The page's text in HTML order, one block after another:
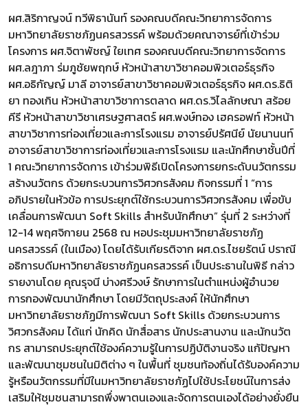
ผศ.สิริกาญจน์ ทวีพิธานันท์ รองคณบดีคณะวิทยาการจัดการ
มหาวิทยาลัยราชภัฏนครสวรรค์ พร้อมด้วยคณาจารย์ที่เข้าร่วม
โครงการ ผศ.จิตาพัชญ์ ใยเทศ รองคณบดีคณะวิทยาการจัดการ
ผศ.ลฎาภา ร่มภูชัยพฤกษ์ หัวหน้าสาขาวิชาคอมพิวเตอร์ธุรกิจ
ผศ.อธิกัญญ์ มาลี อาจารย์สาขาวิชาคอมพิวเตอร์ธุรกิจ ผศ.ดร.ธิติ
ยา ทองเกิน หัวหน้าสาขาวิชาการตลาด ผศ.ดร.วิไลลักษณา สร้อย
คีรี หัวหน้าสาขาวิชาเศรษฐศาสตร์ ผศ.พงษ์ทอง เฮครอฟท์ หัวหน้า
สาขาวิชาการท่องเที่ยวและการโรงแรม อาจารย์ปรัศนีย์ นัยนานนท์
อาจารย์สาขาวิชาการท่องเที่ยวและการโรงแรม และนักศึกษาชั้นปีที่
1 คณะวิทยาการจัดการ เข้าร่วมพิธีเปิดโครงการยกระดับนวัตกรรม
สร้างนวัตกร ด้วยกระบวนการวิศวกรสังคม กิจกรรมที่ 1 “การ
อภิปรายในหัวข้อ การประยุกต์ใช้กระบวนการวิศวกรสังคม เพื่อขับ
เคลื่อนการพัฒนา Soft Skills สำหรับนักศึกษา” รุ่นที่ 2 ระหว่างที่
12-14 พฤศจิกายน 2568 ณ หอประชุมมหาวิทยาลัยราชภัฏ
นครสวรรค์ (ในเมือง) โดยได้รับเกียรติจาก ผศ.ดร.ไชยรัตน์ ปราณี
อธิการบดีมหาวิทยาลัยราชภัฏนครสวรรค์ เป็นประธานในพิธี กล่าว
รายงานโดย คุณรุจนี บ่างศรีวงษ์ รักษาการในตำแหน่งผู้อำนวย
การกองพัฒนานักศึกษา โดยมีวัตถุประสงค์ ให้นักศึกษา
มหาวิทยาลัยราชภัฏมีการพัฒนา Soft Skills ด้วยกระบวนการ
วิศวกรสังคม ได้แก่ นักคิด นักสื่อสาร นักประสานงาน และนักนวัต
กร สามารถประยุกต์ใช้องค์ความรู้ในการปฏิบัติงานจริง แก้ปัญหา
และพัฒนาชุมชนในมิติต่าง ๆ ในพื้นที่ ชุมชนท้องถิ่นได้รับองค์ความ
รู้หรือนวัตกรรมที่มีในมหาวิทยาลัยราชภัฏไปใช้ประโยชน์ในการส่ง
เสริมให้ชุมชนสามารถพึ่งพาตนเองและจัดการตนเองได้อย่างยั่งยืน